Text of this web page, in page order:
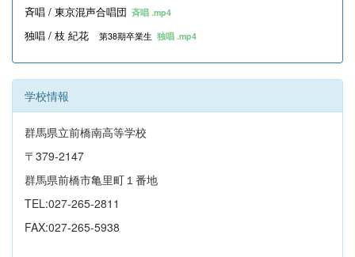
斉唱 / 東京混声合唱団 斉唱 .mp4
独唱 / 枝 紀花 第38期卒業生 独唱 .mp4
学校情報
群馬県立前橋南高等学校
〒379-2147
群馬県前橋市亀里町１番地
TEL:027-265-2811
FAX:027-265-5938